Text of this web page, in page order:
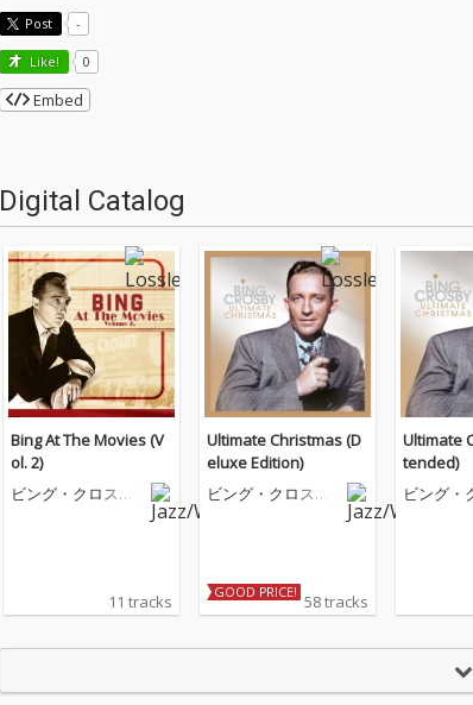
Post -
Like! 0
Embed
Digital Catalog
Bing At The Movies (V
ol. 2)
ビング・クロスビ
11 tracks
Ultimate Christmas (D
eluxe Edition)
ビング・クロスビ
GOOD PRICE! 58 tracks
Ultimate
tended)
ビング・